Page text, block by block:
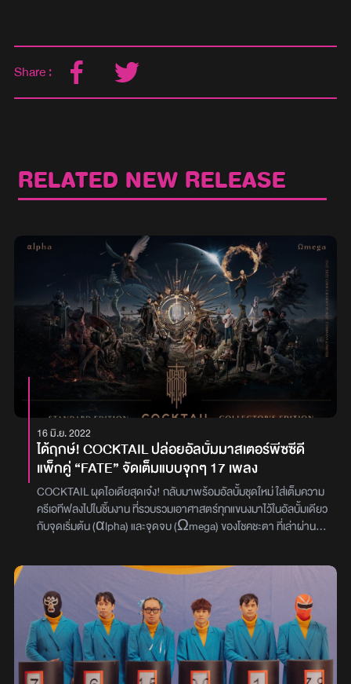
Share :
RELATED NEW RELEASE
16 มิ.ย. 2022
ได้ฤกษ์! COCKTAIL ปล่อยอัลบั้มมาสเตอร์พีซซีดี
แพ็กคู่ “FATE” จัดเต็มแบบจุกๆ 17 เพลง
COCKTAIL ผุดไอเดียสุดเจ๋ง! กลับมาพร้อมอัลบั้มชุดใหม่ ใส่เต็มความ
ครีเอทีฟลงไปในชิ้นงาน ที่รวบรวมเอาศาสตร์ทุกแขนงมาไว้ในอัลบั้มเดียว
กับจุดเริ่มต้น (αlpha) และจุดจบ (Ωmega) ของโชคชะตา ที่เล่าผ่าน
(ให้ดิ้นตาย) Feat. Tik Shiro F.HERO หรือเพลงใหม่ล่าสุดอย่าง
“คนจริงใจ” ที่ได้ “ปู่จ๋าน ลองไมค์, พงศ์ พัทลุง, ลำไย ไหทองคำ” มารวม
เติมเต็มสีสันในครั้งนี้ยังไม่หมดเพียงเท่านี้ เพราะในอัลบั้มจัดเต็มจุกๆ ไว้
ถึง 17 เพลง พร้อมงานออกแบบปกอัลบั้มที่การันตีด้วยรางวัล Best
Cover Art of The Year จาก TOTY Music Awards 2021 ถือเป็น
อัลบั้มมาสเตอร์พีซจาก “COCKTAIL” ที่อัดแน่นไปด้วยคุณภาพ
สำหรับ CD อัลบั้มแพ็กคู่ “FATE” ประกอบไปด้วยอัลบั้มชุดที่ 7